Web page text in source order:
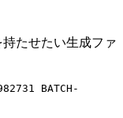
たせたい生成ファ
BATCH-